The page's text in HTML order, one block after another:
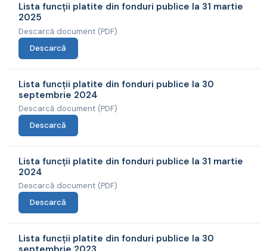
Lista funcții platite din fonduri publice la 31 martie
2025
Descarcă document (PDF)
Descarcă
Lista funcții platite din fonduri publice la 30
septembrie 2024
Descarcă document (PDF)
Descarcă
Lista funcții platite din fonduri publice la 31 martie
2024
Descarcă document (PDF)
Descarcă
Lista funcții platite din fonduri publice la 30